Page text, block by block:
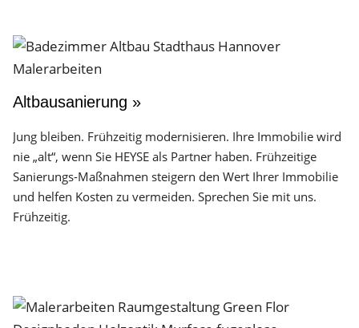
Altbausanierung »
Jung bleiben. Frühzeitig modernisieren. Ihre Immobilie wird
nie „alt“, wenn Sie HEYSE als Partner haben. Frühzeitige
Sanierungs-Maßnahmen steigern den Wert Ihrer Immobilie
und helfen Kosten zu vermeiden. Sprechen Sie mit uns.
Frühzeitig.